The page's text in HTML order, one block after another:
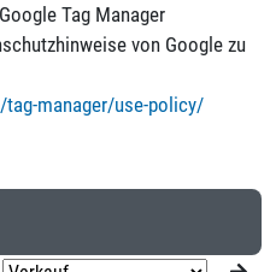
Tag Manager
von Google zu
manager/use-policy/